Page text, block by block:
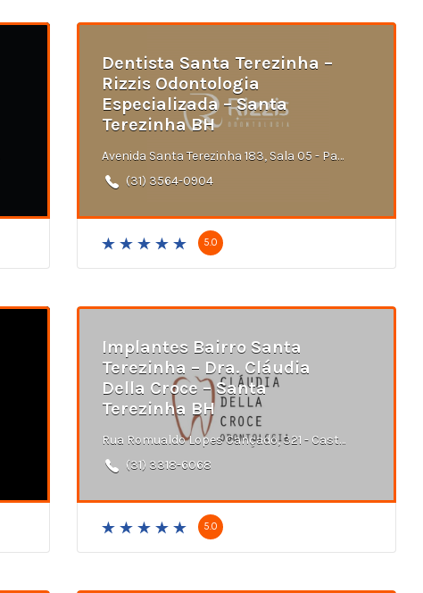
Dentista Santa Terezinha –
Rizzis Odontologia
Especializada – Santa
Terezinha BH
Avenida Santa Terezinha 183, Sala 05 - Paquetá - Belo Horizonte - MG
(31) 3564-0904
5.0
Implantes Bairro Santa
Terezinha – Dra. Cláudia
Della Croce – Santa
Terezinha BH
Rua Romualdo Lopes Cançado, 321 - Castelo, Belo Horizonte - MG
(31) 3318-6068
5.0